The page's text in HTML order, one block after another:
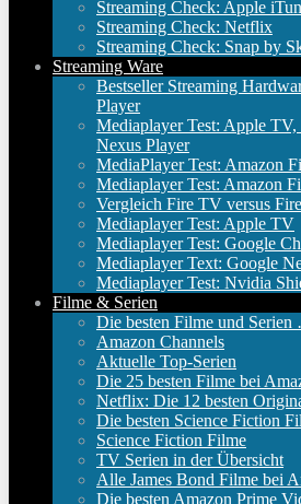
Streaming Check: Apple
Streaming Check: Netflix
Streaming Check: Snap by
Streaming Ware
Bestseller Streaming
Player
Mediaplayer Test: Apple
Nexus Player
MediaPlayer Test: Amazon
Mediaplayer Test: Amazon
Vergleich Fire TV versus
Mediaplayer Test: Apple TV
Mediaplayer Test: Google
Mediaplayer Text: Google
Mediaplayer Test: Nvidia
Filme & Serien
Die besten Filme und
Amazon Channels
Aktuelle Top-Serien
Die 25 besten Filme bei
Netflix: Die 12 besten
Die besten Science Fiction
Science Fiction Filme
TV Serien in der Übersicht
Alle James Bond Filme bei
Die besten Amazon Prime